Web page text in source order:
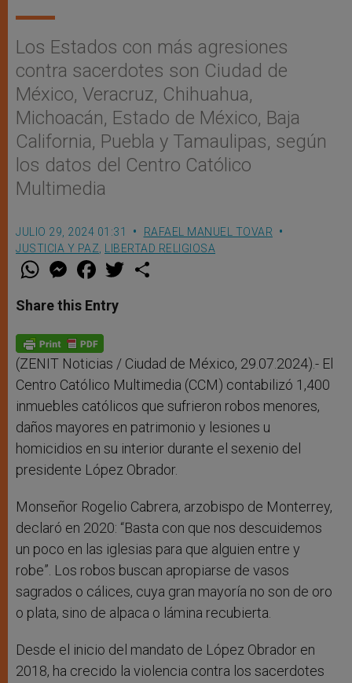
Los Estados con más agresiones
contra sacerdotes son Ciudad de
México, Veracruz, Chihuahua,
Michoacán, Estado de México, Baja
California, Puebla y Tamaulipas, según
los datos del Centro Católico
Multimedia
JULIO 29, 2024 01:31
RAFAEL MANUEL TOVAR
JUSTICIA Y PAZ
LIBERTAD RELIGIOSA
W
t
s
p
p
M
e
s
e
g
e
r
F
a
e
b
o
k
w
Share this Entry
(ZENIT Noticias / Ciudad de México, 29.07.2024).- El
Centro Católico Multimedia (CCM) contabilizó 1,400
inmuebles católicos que sufrieron robos menores,
daños mayores en patrimonio y lesiones u
homicidios en su interior durante el sexenio del
presidente López Obrador.
Monseñor Rogelio Cabrera, arzobispo de Monterrey,
declaró en 2020: “Basta con que nos descuidemos
un poco en las iglesias para que alguien entre y
robe”. Los robos buscan apropiarse de vasos
sagrados o cálices, cuya gran mayoría no son de oro
o plata, sino de alpaca o lámina recubierta.
Desde el inicio del mandato de López Obrador en
2018, ha crecido la violencia contra los sacerdotes